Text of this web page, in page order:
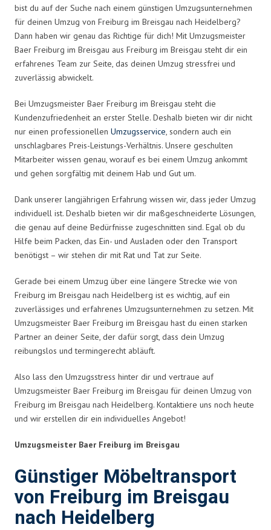
bist du auf der Suche nach einem günstigen Umzugsunternehmen
für deinen Umzug von Freiburg im Breisgau nach Heidelberg?
Dann haben wir genau das Richtige für dich! Mit Umzugsmeister
Baer Freiburg im Breisgau aus Freiburg im Breisgau steht dir ein
erfahrenes Team zur Seite, das deinen Umzug stressfrei und
zuverlässig abwickelt.
Bei Umzugsmeister Baer Freiburg im Breisgau steht die
Kundenzufriedenheit an erster Stelle. Deshalb bieten wir dir nicht
nur einen professionellen Umzugsservice, sondern auch ein
unschlagbares Preis-Leistungs-Verhältnis. Unsere geschulten
Mitarbeiter wissen genau, worauf es bei einem Umzug ankommt
und gehen sorgfältig mit deinem Hab und Gut um.
Dank unserer langjährigen Erfahrung wissen wir, dass jeder Umzug
individuell ist. Deshalb bieten wir dir maßgeschneiderte Lösungen,
die genau auf deine Bedürfnisse zugeschnitten sind. Egal ob du
Hilfe beim Packen, das Ein- und Ausladen oder den Transport
benötigst – wir stehen dir mit Rat und Tat zur Seite.
Gerade bei einem Umzug über eine längere Strecke wie von
Freiburg im Breisgau nach Heidelberg ist es wichtig, auf ein
zuverlässiges und erfahrenes Umzugsunternehmen zu setzen. Mit
Umzugsmeister Baer Freiburg im Breisgau hast du einen starken
Partner an deiner Seite, der dafür sorgt, dass dein Umzug
reibungslos und termingerecht abläuft.
Also lass den Umzugsstress hinter dir und vertraue auf
Umzugsmeister Baer Freiburg im Breisgau für deinen Umzug von
Freiburg im Breisgau nach Heidelberg. Kontaktiere uns noch heute
und wir erstellen dir ein individuelles Angebot!
Umzugsmeister Baer Freiburg im Breisgau
Günstiger Möbeltransport
von Freiburg im Breisgau
nach Heidelberg